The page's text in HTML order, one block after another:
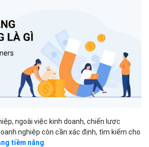
ngoài việc kinh doanh, chiến lược
nghiệp còn cần xác định, tìm kiếm cho
tiềm năng